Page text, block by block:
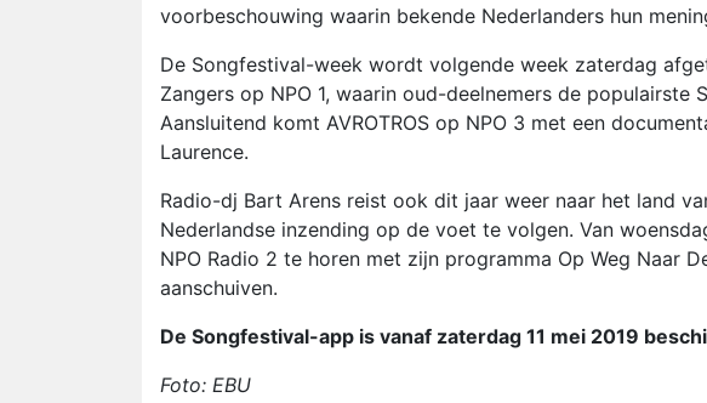
voorbeschouwing waarin bekende Nederlanders hun
De Songfestival-week wordt volgende week zaterdag
Zangers op NPO 1, waarin oud-deelnemers de populairste
Aansluitend komt AVROTROS op NPO 3 met een
Laurence.
Radio-dj Bart Arens reist ook dit jaar weer naar het land
Nederlandse inzending op de voet te volgen. Van
NPO Radio 2 te horen met zijn programma Op Weg Naar
aanschuiven.
De Songfestival-app is vanaf zaterdag 11 mei 2019
Foto: EBU